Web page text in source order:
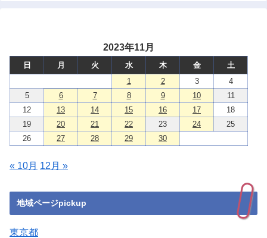
2023年11月
日 月 火 水 木 金
土
1
2 3
4
5
6 7 8 9 10
11
12
13 14 15 16 17
18
19
20 21 22 23 24
25
26
27 28 29 30
« 10月 12月 »
地域ページpickup
東京都